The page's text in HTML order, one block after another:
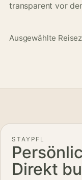
transparent vor
Ausgewählte
STAYPFL
Direkt